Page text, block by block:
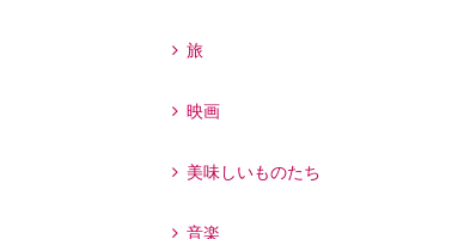
旅
映画
美味しいものたち
音楽